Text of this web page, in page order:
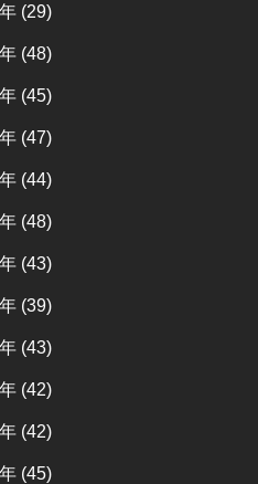
(29)
(48)
(45)
(47)
(44)
(48)
(43)
(39)
(43)
(42)
(42)
(45)